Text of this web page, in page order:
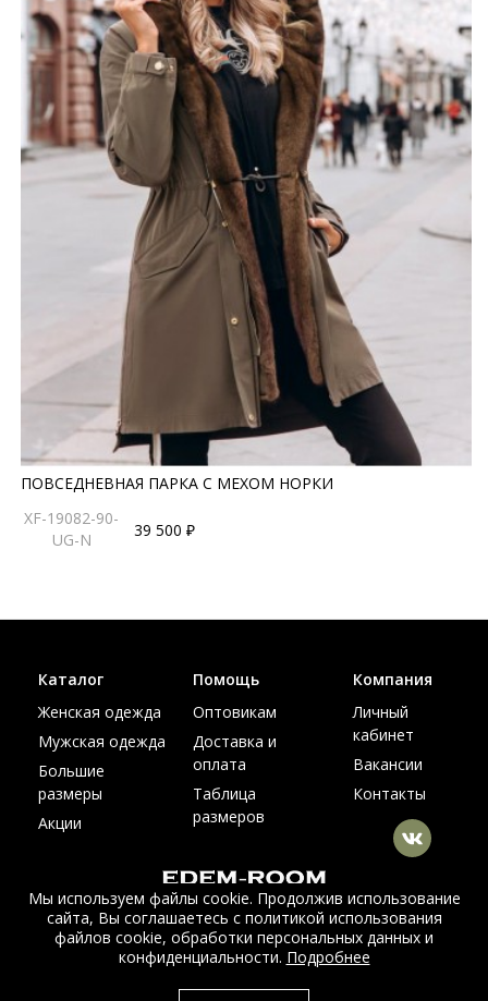
ПОВСЕДНЕВНАЯ ПАРКА С МЕХОМ НОРКИ
XF-19082-90-
UG-N
39 500 ₽
© Интернет магазин верхней одежды из меха и кожи
EDEM-ROOM 2011-2026
Каталог
Женская одежда
Мужская одежда
Большие
размеры
Акции
Помощь
Оптовикам
Доставка и
оплата
Таблица
размеров
Компания
Личный
кабинет
Вакансии
Контакты
Мы используем файлы cookie. Продолжив использование
сайта, Вы соглашаетесь с политикой использования
файлов cookie, обработки персональных данных и
конфиденциальности. Подробнее